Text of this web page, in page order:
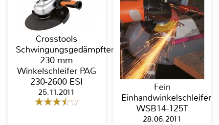
Crosstools
Schwingungsgedämpfter
230 mm
Winkelschleifer PAG
230-2600 ESI
25.11.2011
Fein
Einhandwinkelschleifer
WSB14-125T
28.06.2011